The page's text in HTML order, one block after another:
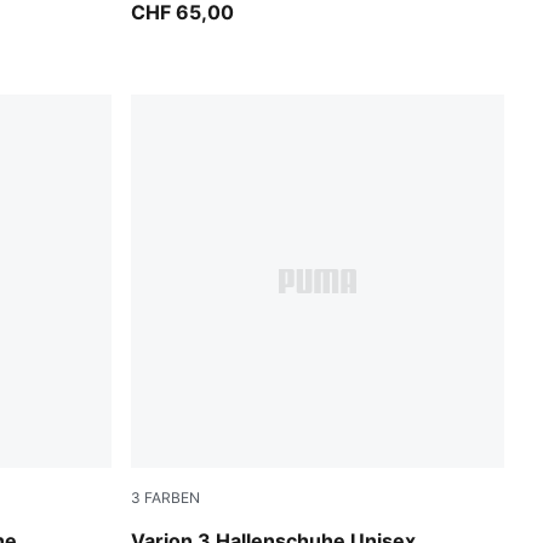
CHF 65,00
3 FARBEN